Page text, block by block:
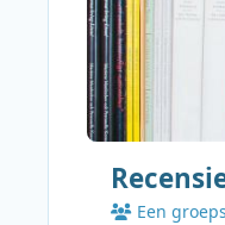
Een